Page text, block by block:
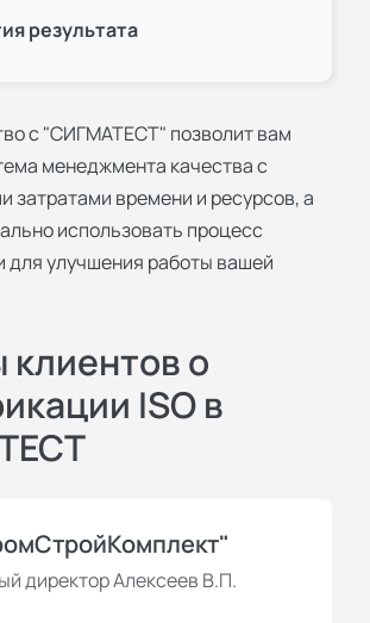
результата
с "СИГМАТЕСТ" позволит вам
менеджмента качествас
затратами времени и ресурсов, а
использовать процесс
для улучшения работы вашей
о
ISO в
директор Алексеев В.П.